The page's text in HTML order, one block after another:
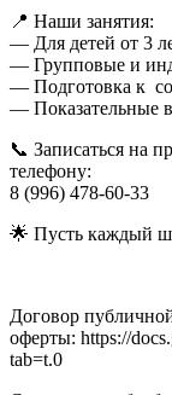
📍 Наши занятия:
— Для детей от 3
— Групповые и
— Подготовка к
— Показательные
📞 Записаться на
телефону:
8 (996) 478-60-33
🌟 Пусть каждый
Договор
оферты: https://
tab=t.0